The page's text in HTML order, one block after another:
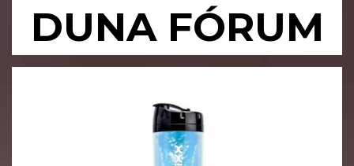
DUNA FÓRUM
Primary